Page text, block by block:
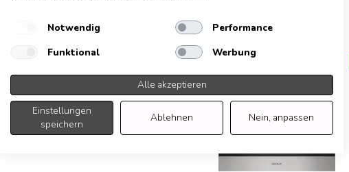
Notwendig
Performance
Funktional
Werbung
Alle akzeptieren
Einstellungen
speichern
Ablehnen Nein, anpassen